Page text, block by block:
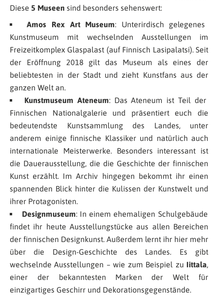
Diese 5 Museen sind besonders sehenswert:
Amos Rex Art Museum: Unterirdisch gelegenes
Kunstmuseum mit wechselnden Ausstellungen im
Freizeitkomplex Glaspalast (auf Finnisch Lasipalatsi). Seit
der Eröffnung 2018 gilt das Museum als eines der
beliebtesten in der Stadt und zieht Kunstfans aus der
ganzen Welt an.
Kunstmuseum Ateneum: Das Ateneum ist Teil der
Finnischen Nationalgalerie und präsentiert euch die
bedeutendste Kunstsammlung des Landes, unter
anderem einige finnische Klassiker und natürlich auch
internationale Meisterwerke. Besonders interessant ist
die Dauerausstellung, die die Geschichte der finnischen
Kunst erzählt. Im Archiv hingegen bekommt ihr einen
spannenden Blick hinter die Kulissen der Kunstwelt und
ihrer Protagonisten.
Designmuseum: In einem ehemaligen Schulgebäude
findet ihr heute Ausstellungstücke aus allen Bereichen
der finnischen Designkunst. Außerdem lernt ihr hier mehr
über die Design-Geschichte des Landes. Es gibt
wechselnde Ausstellungen – wie zum Beispiel zu Iittala,
einer der bekanntesten Marken der Welt für
einzigartiges Geschirr und Dekorationsgegenstände.